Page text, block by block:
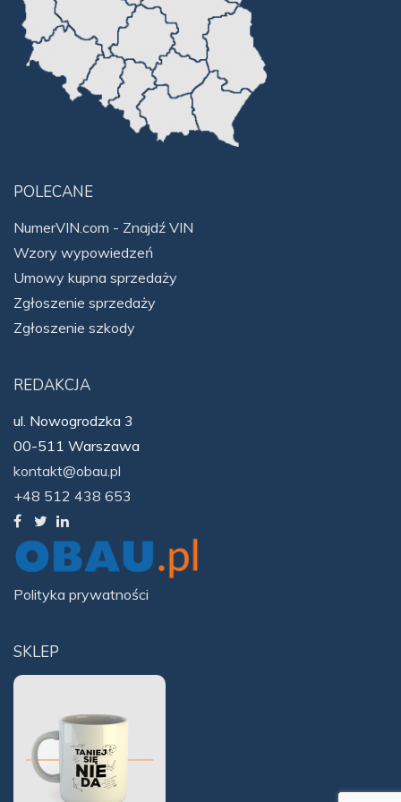
SKLEP
POLECANE
NumerVIN.com - Znajdź VIN
Wzory wypowiedzeń
Umowy kupna sprzedaży
Zgłoszenie sprzedaży
Zgłoszenie szkody
REDAKCJA
ul. Nowogrodzka 3
00-511 Warszawa
kontakt@obau.pl
+48 512 438 653
Polityka prywatności